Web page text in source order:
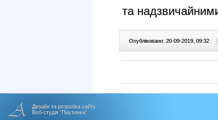
та
Опубліковано: 20-09-2019, 09:32 |
Дизайн та розробка сайту
Веб-студія "Паутинка"